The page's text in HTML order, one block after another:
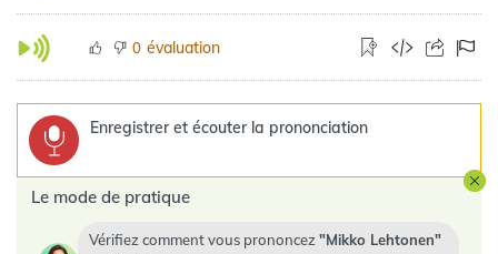
0 évaluation
Enregistrer et écouter la prononciation
Le mode de pratique
Vérifiez comment vous prononcez
Mikko Lehtonen